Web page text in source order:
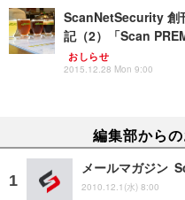
ScanNetSecurity 創
記（2）「Scan
おしらせ
2015.12.28 Mon 9:00
編集部から
メールマガジン
2010.12.1(水) 8:00